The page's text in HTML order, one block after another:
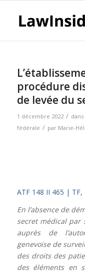
procédure
de levée du
1 décembre 2022 / dans
fédérale / par Marie-
ATF 148 II 465 | TF,
En l’absence de
secret médical par
auprès de
genevoise de
des droits des
des éléments en